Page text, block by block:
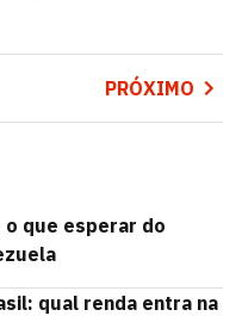
PRÓXIMO
que esperar do
qual renda entra na